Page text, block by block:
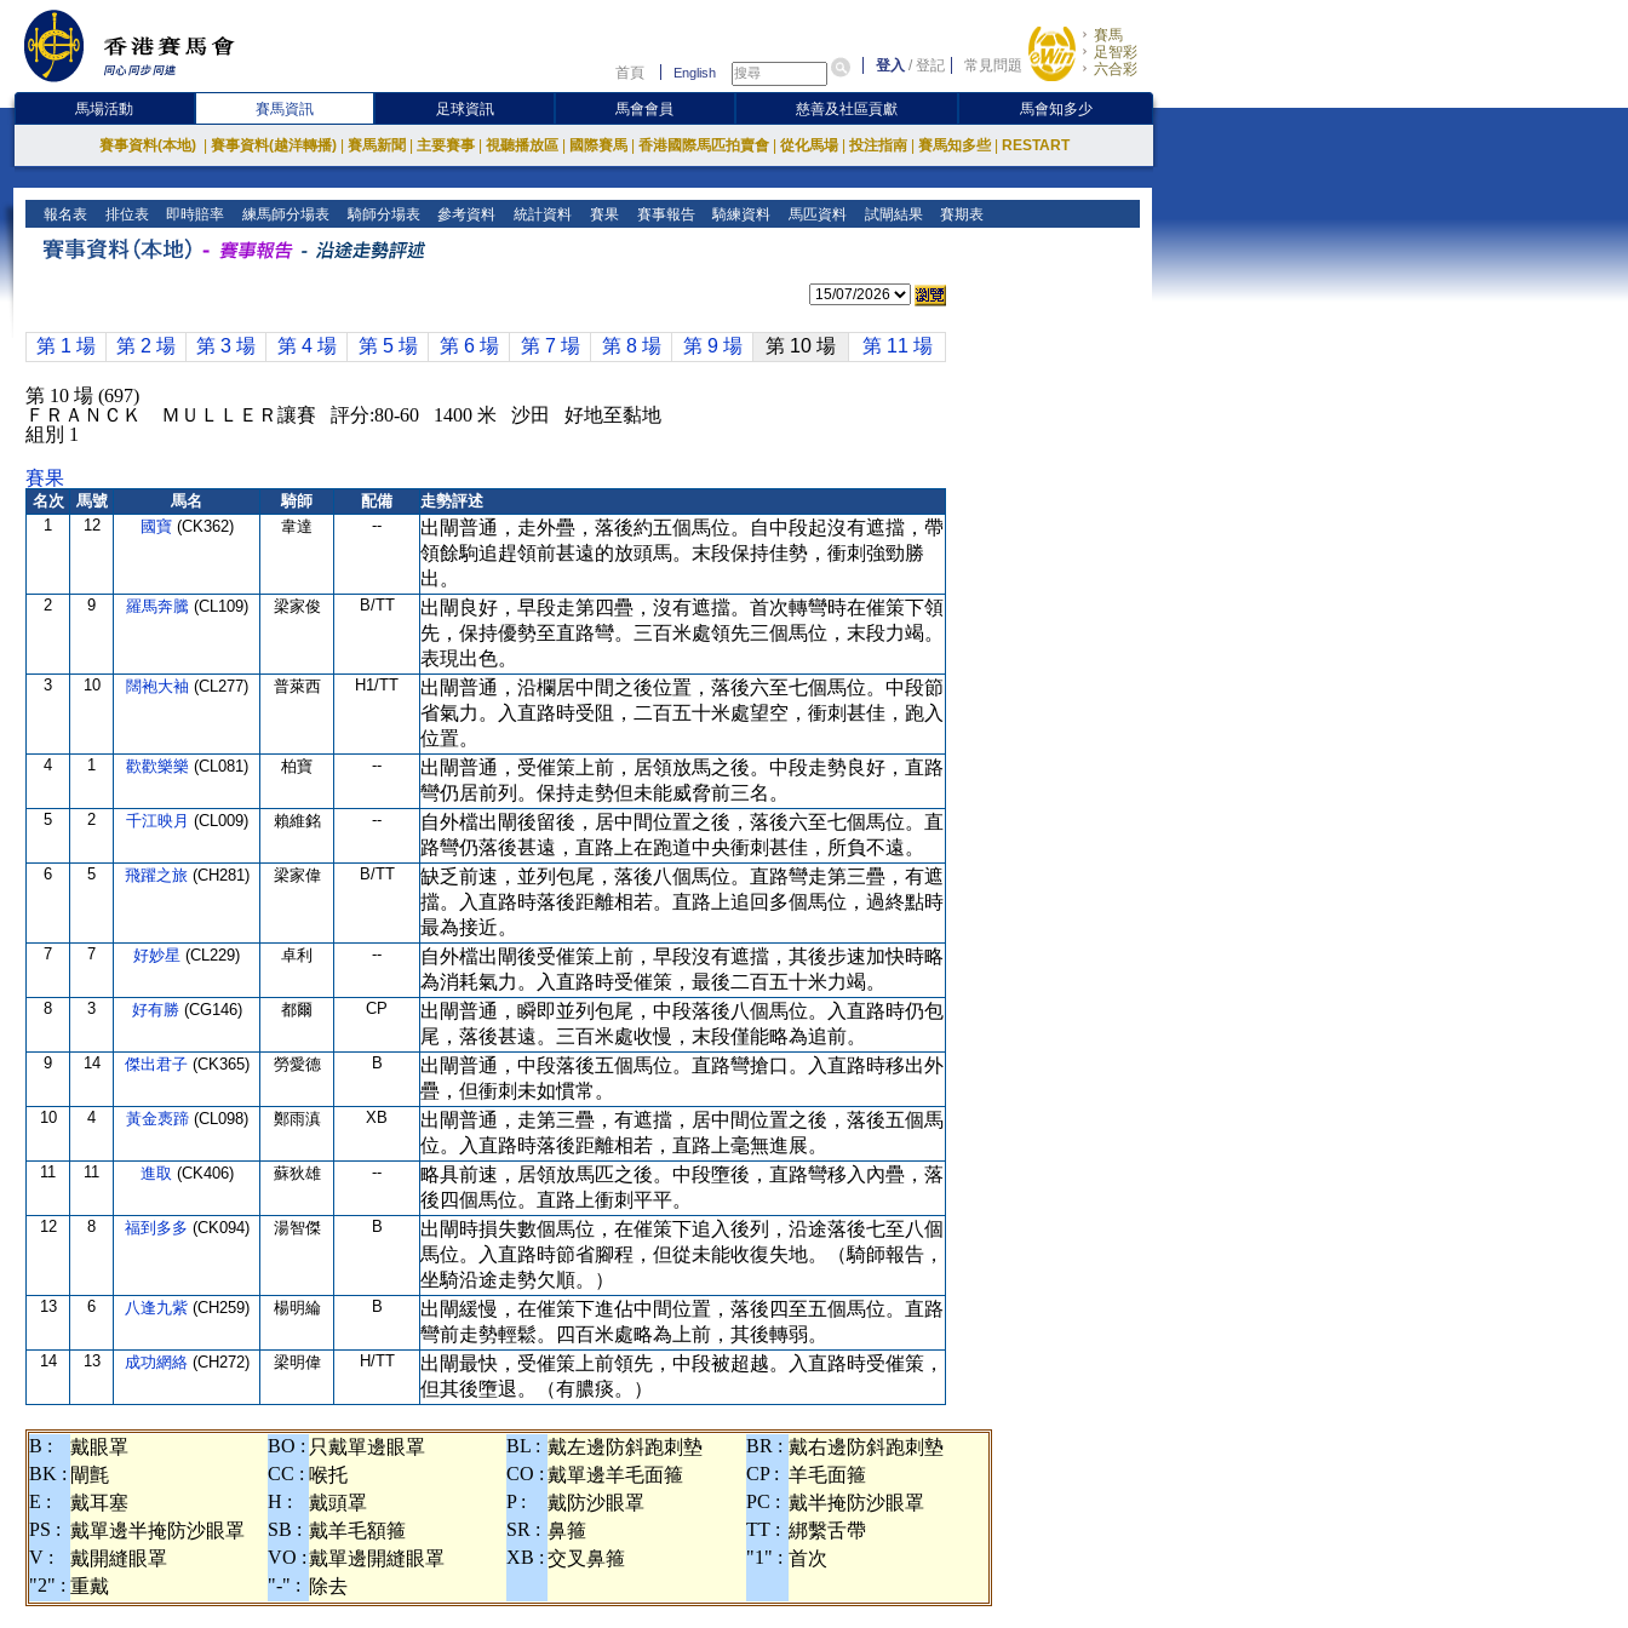
首頁 English 登入 /登記 常見問題
賽馬
足智彩
六合彩
馬場活動 賽馬資訊 足球資訊 馬會會員 慈善及社區貢獻 馬會知多少
賽事資料(本地) 賽事資料(越洋轉播) 賽馬新聞 主要賽事 視聽播放區 國際賽馬 香港國際馬匹拍賣會 從化馬場 投注指南 賽馬知多些 RESTART
報名表 排位表 即時賠率 練馬師分場表 騎師分場表 參考資料 統計資料 賽果 賽事報告 騎練資料 馬匹資料 試閘結果 賽期表
第 1 場 第 2 場 第 3 場 第 4 場 第 5 場 第 6 場 第 7 場 第 8 場 第 9 場 第 10 場 第 11 場
第 10 場 (697)
ＦＲＡＮＣＫ ＭＵＬＬＥＲ讓賽 評分:80-60 1400 米 沙田 好地至黏地
組別 1
賽果
名次 馬號 馬名 騎師 配備
走勢評述
1
12 國寶 (CK362) 韋達 --
出閘普通，走外疊，落後約五個馬位。自中段起沒有遮擋，帶
領餘駒追趕領前甚遠的放頭馬。末段保持佳勢，衝刺強勁勝
出。
2 9 羅馬奔騰 (CL109) 梁家俊 B/TT
出閘良好，早段走第四疊，沒有遮擋。首次轉彎時在催策下領
先，保持優勢至直路彎。三百米處領先三個馬位，末段力竭。
表現出色。
3 10 闊袍大袖 (CL277) 普萊西 H1/TT
出閘普通，沿欄居中間之後位置，落後六至七個馬位。中段節
省氣力。入直路時受阻，二百五十米處望空，衝刺甚佳，跑入
位置。
4 1 歡歡樂樂 (CL081) 柏寶 --
出閘普通，受催策上前，居領放馬之後。中段走勢良好，直路
彎仍居前列。保持走勢但未能威脅前三名。
5 2 千江映月 (CL009) 賴維銘 --
自外檔出閘後留後，居中間位置之後，落後六至七個馬位。直
路彎仍落後甚遠，直路上在跑道中央衝刺甚佳，所負不遠。
6 5 飛躍之旅 (CH281) 梁家偉 B/TT
缺乏前速，並列包尾，落後八個馬位。直路彎走第三疊，有遮
擋。入直路時落後距離相若。直路上追回多個馬位，過終點時
最為接近。
7 7 好妙星 (CL229) 卓利 --
自外檔出閘後受催策上前，早段沒有遮擋，其後步速加快時略
為消耗氣力。入直路時受催策，最後二百五十米力竭。
8 3 好有勝 (CG146) 都爾 CP
出閘普通，瞬即並列包尾，中段落後八個馬位。入直路時仍包
尾，落後甚遠。三百米處收慢，末段僅能略為追前。
9 14 傑出君子 (CK365) 勞愛德 B
出閘普通，中段落後五個馬位。直路彎搶口。入直路時移出外
疊，但衝刺未如慣常。
10 4 黃金褭蹄 (CL098) 鄭雨滇 XB
出閘普通，走第三疊，有遮擋，居中間位置之後，落後五個馬
位。入直路時落後距離相若，直路上毫無進展。
11 11 進取 (CK406) 蘇狄雄 --
略具前速，居領放馬匹之後。中段墮後，直路彎移入內疊，落
後四個馬位。直路上衝刺平平。
12 8 福到多多 (CK094) 湯智傑 B
出閘時損失數個馬位，在催策下追入後列，沿途落後七至八個
馬位。入直路時節省腳程，但從未能收復失地。（騎師報告，
坐騎沿途走勢欠順。）
13 6 八逢九紫 (CH259) 楊明綸 B
出閘緩慢，在催策下進佔中間位置，落後四至五個馬位。直路
彎前走勢輕鬆。四百米處略為上前，其後轉弱。
14 13 成功網絡 (CH272) 梁明偉 H/TT
出閘最快，受催策上前領先，中段被超越。入直路時受催策，
但其後墮退。（有膿痰。）
B : 戴眼罩 BO : 只戴單邊眼罩 BL : 戴左邊防斜跑刺墊 BR : 戴右邊防斜跑刺墊
BK : 閘氈 CC : 喉托 CO : 戴單邊羊毛面箍 CP : 羊毛面箍
E :
戴耳塞 H : 戴頭罩 P : 戴防沙眼罩 PC : 戴半掩防沙眼罩
PS : 戴單邊半掩防沙眼罩 SB : 戴羊毛額箍 SR : 鼻箍 TT : 綁繫舌帶
V :
戴開縫眼罩 VO :戴單邊開縫眼罩 XB : 交叉鼻箍 "1" : 首次
"2" : 重戴 "-" : 除去